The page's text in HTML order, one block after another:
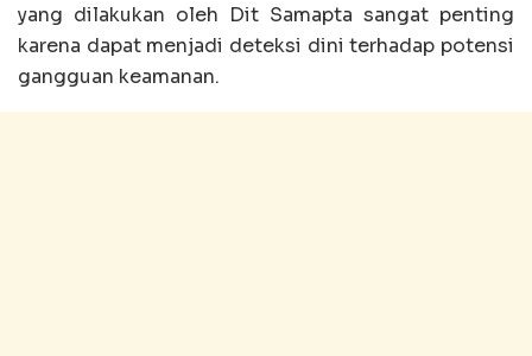
yang dilakukan oleh Dit Samapta sangat penting
karena dapat menjadi deteksi dini terhadap potensi
gangguan keamanan.